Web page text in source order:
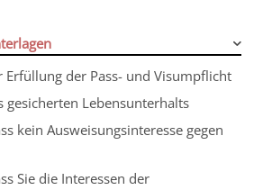
Erfüllung der Pass- und Visumpflicht
gesicherten Lebensunterhalts
kein Ausweisungsinteresse gegen
Sie die Interessen der